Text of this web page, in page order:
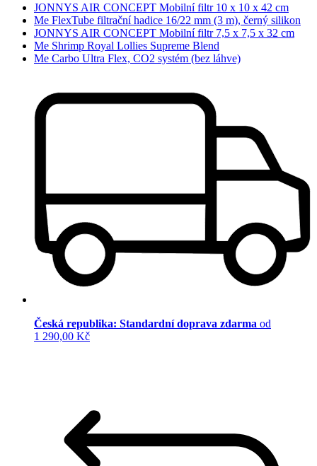
JONNYS AIR CONCEPT Mobilní filtr 10 x 10 x 42 cm
Me FlexTube filtrační hadice 16/22 mm (3 m), černý silikon
JONNYS AIR CONCEPT Mobilní filtr 7,5 x 7,5 x 32 cm
Me Shrimp Royal Lollies Supreme Blend
Me Carbo Ultra Flex, CO2 systém (bez láhve)
Česká republika: Standardní doprava zdarma od
1 290,00 Kč